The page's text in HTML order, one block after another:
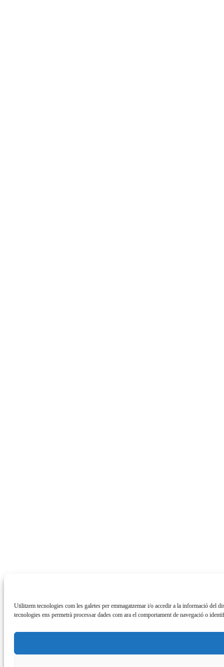
Utilitzem tecnologies com les galetes per emmagatzemar i/o accedir a la informació del
tecnologies ens permetrà processar dades com ara el comportament de navegació o